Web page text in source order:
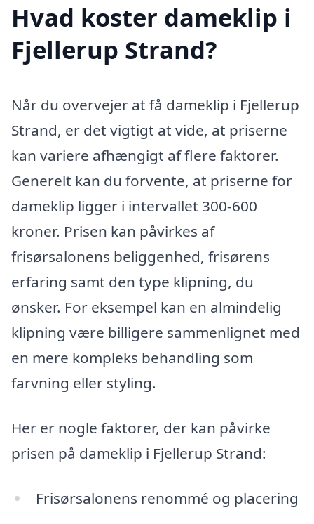
Hvad koster dameklip i
Fjellerup Strand?
Når du overvejer at få dameklip i Fjellerup
Strand, er det vigtigt at vide, at priserne
kan variere afhængigt af flere faktorer.
Generelt kan du forvente, at priserne for
dameklip ligger i intervallet 300-600
kroner. Prisen kan påvirkes af
frisørsalonens beliggenhed, frisørens
erfaring samt den type klipning, du
ønsker. For eksempel kan en almindelig
klipning være billigere sammenlignet med
en mere kompleks behandling som
farvning eller styling.
Her er nogle faktorer, der kan påvirke
prisen på dameklip i Fjellerup Strand:
Frisørsalonens renommé og placering